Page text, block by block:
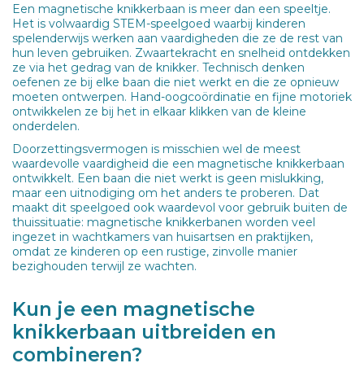
Een magnetische knikkerbaan is meer dan een speeltje.
Het is volwaardig STEM-speelgoed waarbij kinderen
spelenderwijs werken aan vaardigheden die ze de rest van
hun leven gebruiken. Zwaartekracht en snelheid ontdekken
ze via het gedrag van de knikker. Technisch denken
oefenen ze bij elke baan die niet werkt en die ze opnieuw
moeten ontwerpen. Hand-oogcoördinatie en fijne motoriek
ontwikkelen ze bij het in elkaar klikken van de kleine
onderdelen.
Doorzettingsvermogen is misschien wel de meest
waardevolle vaardigheid die een magnetische knikkerbaan
ontwikkelt. Een baan die niet werkt is geen mislukking,
maar een uitnodiging om het anders te proberen. Dat
maakt dit speelgoed ook waardevol voor gebruik buiten de
thuissituatie: magnetische knikkerbanen worden veel
ingezet in wachtkamers van huisartsen en praktijken,
omdat ze kinderen op een rustige, zinvolle manier
bezighouden terwijl ze wachten.
Kun je een magnetische
knikkerbaan uitbreiden en
combineren?